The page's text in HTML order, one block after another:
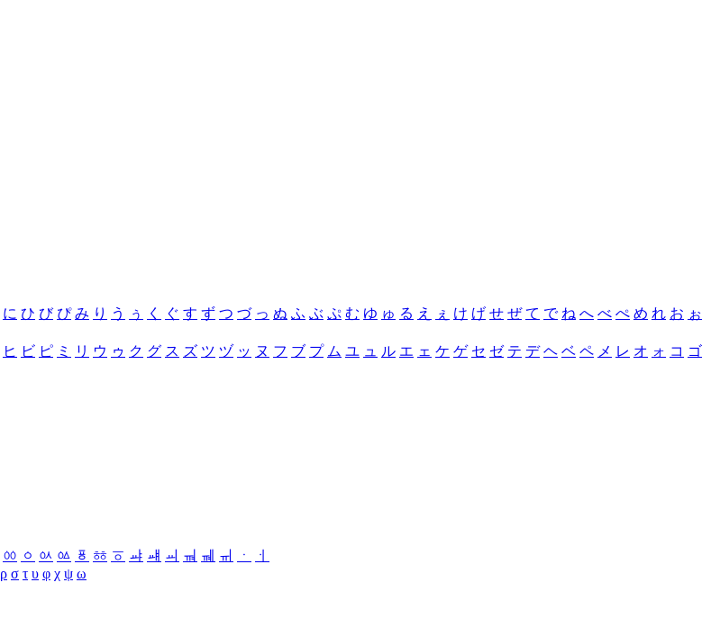
に ひ び ぴ み り う ぅ く ぐ す ず つ づ っ ぬ ふ ぶ ぷ む ゆ ゅ る え ぇ け げ せ ぜ て で ね へ べ ぺ め れ お ぉ
ヒ ビ ピ ミ リ ウ ゥ ク グ ス ズ ツ ヅ ッ ヌ フ ブ プ ム ユ ュ ル エ ェ ケ ゲ セ ゼ テ デ ヘ ベ ペ メ レ オ ォ コ ゴ
ㆀ ㆁ ㆂ ㆃ ㆄ ㆅ ㆆ ㆇ ㆈ ㆉ ㆊ ㆋ ㆌ ㆍ
ㆎ
ρ σ τ υ φ χ ψ ω